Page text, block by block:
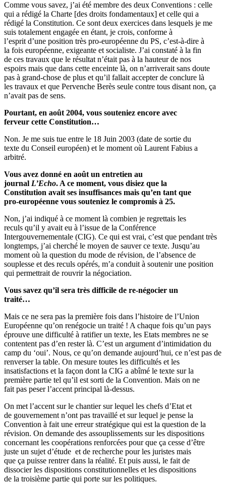
Comme vous savez, j’ai été membre des deux Conventions : celle
qui a rédigé la Charte [des droits fondamentaux] et celle qui a
rédigé la Constitution. Ce sont deux exercices dans lesquels je me
suis totalement engagée en étant, je crois, conforme à
l’esprit d’une position très pro-européenne du PS, c’est-à-dire à
la fois européenne, exigeante et socialiste. J’ai constaté à la fin
de ces travaux que le résultat n’était pas à la hauteur de nos
espoirs mais que dans cette enceinte là, on n’arriverait sans doute
pas à grand-chose de plus et qu’il fallait accepter de conclure là
les travaux et que Pervenche Berès seule contre tous disant non, ça
n’avait pas de sens.
Pourtant, en août 2004, vous souteniez encore avec
ferveur cette Constitution…
Non. Je me suis tue entre le 18 Juin 2003 (date de sortie du
texte du Conseil européen) et le moment où Laurent Fabius a
arbitré.
Vous avez donné en août un entretien au
journal L’Echo. A ce moment, vous disiez que la
Constitution avait ses insuffisances mais qu’en tant que
pro-européenne vous souteniez le compromis à 25.
Non, j’ai indiqué à ce moment là combien je regrettais les
reculs qu’il y avait eu à l’issue de la Conférence
Intergouvernementale (CIG). Ce qui est vrai, c’est que pendant très
longtemps, j’ai cherché le moyen de sauver ce texte. Jusqu’au
moment où la question du mode de révision, de l’absence de
souplesse et des reculs opérés, m’a conduit à soutenir une position
qui permettrait de rouvrir la négociation.
Vous savez qu’il sera très difficile de re-négocier un
traité…
Mais ce ne sera pas la première fois dans l’histoire de l’Union
Européenne qu’on renégocie un traité ! A chaque fois qu’un pays
éprouve une difficulté à ratifier un texte, les Etats membres ne se
contentent pas d’en rester là. C’est un argument d’intimidation du
camp du ‘oui’. Nous, ce qu’on demande aujourd’hui, ce n’est pas de
renverser la table. On mesure toutes les difficultés et les
insatisfactions et la façon dont la CIG a abîmé le texte sur la
première partie tel qu’il est sorti de la Convention. Mais on ne
fait pas peser l’accent principal là-dessus.
On met l’accent sur le chantier sur lequel les chefs d’Etat et
de gouvernement n’ont pas travaillé et sur lequel je pense la
Convention à fait une erreur stratégique qui est la question de la
révision. On demande des assouplissements sur les dispositions
concernant les coopérations renforcées pour que ça cesse d’être
juste un sujet d’étude et de recherche pour les juristes mais
que ça puisse rentrer dans la réalité. Et puis aussi, le fait de
dissocier les dispositions constitutionnelles et les dispositions
de la troisième partie qui porte sur les politiques.